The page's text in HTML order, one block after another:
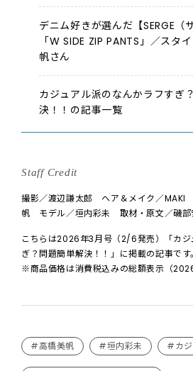
デニム好きが選んだ【SERGE（
「W SIDE ZIP PANTS」／スタ
帆さん
カジュアル派のなんかラフすぎ
決！！の記事一覧
Staff Credit
撮影／渡辺謙太郎 ヘア＆メイク／MAKI
帆 モデル／垣内彩未 取材・原文／磯部
こちらは2026年3月号（2/6発売）「カジ
ぎ？問題簡単解決！！」に掲載の記事です。
※商品価格は消費税込みの総額表示（
#高橋美帆 #垣内彩未 #カジ